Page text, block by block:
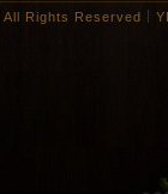
Rights Reserved｜